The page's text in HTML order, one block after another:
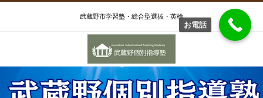
武蔵野市学習塾・総合型選抜・英検
お電話